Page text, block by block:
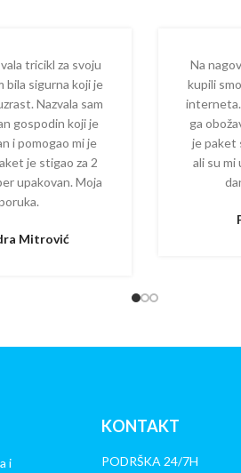
tricikl za svoju
bila sigurna koji je
Nazvala sam
gospodin koji je
i pomogao mi je
je stigao za 2
upakovan. Moja
Mitrović
Na
kupili
ga
je paket
ali su mi
i
KONTAKT
PODRŠKA 24/7H